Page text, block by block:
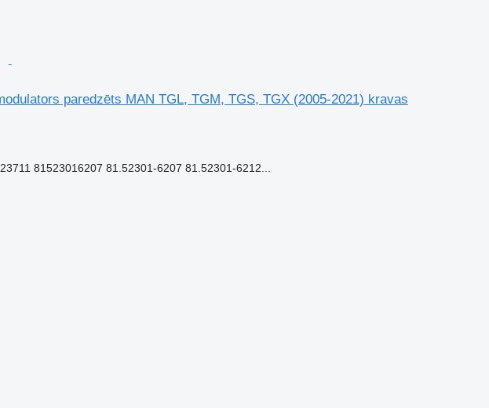
paredzēts MAN TGL, TGM, TGS, TGX (2005-2021) kravas
81523016207 81.52301-6207 81.52301-6212...